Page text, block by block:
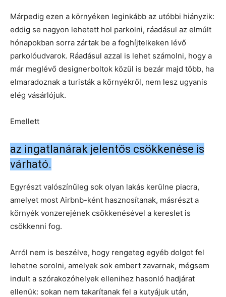
Márpedig ezen a környéken leginkább az utóbbi hiányzik:
eddig se nagyon lehetett hol parkolni, ráadásul az elmúlt
hónapokban sorra zártak be a foghíjtelkeken lévő
parkolóudvarok. Ráadásul azzal is lehet számolni, hogy a
már meglévő designerboltok közül is bezár majd több, ha
elmaradoznak a turisták a környékről, nem lesz ugyanis
elég vásárlójuk.
Emellett
az ingatlanárak jelentős csökkenése is
várható.
Egyrészt valószínűleg sok olyan lakás kerülne piacra,
amelyet most Airbnb-ként hasznosítanak, másrészt a
környék vonzerejének csökkenésével a kereslet is
csökkenni fog.
Arról nem is beszélve, hogy rengeteg egyéb dolgot fel
lehetne sorolni, amelyek sok embert zavarnak, mégsem
indult a szórakozóhelyek ellenihez hasonló hadjárat
ellenük: sokan nem takarítanak fel a kutyájuk után,